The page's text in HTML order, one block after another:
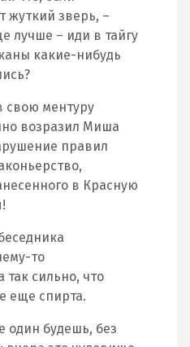
жуткий зверь, –
лучше – иди в тайгу
какие-нибудь
свою ментуру
возразил Миша
правил
в Красную
то
так сильно, что
еще спирта.
один будешь, без